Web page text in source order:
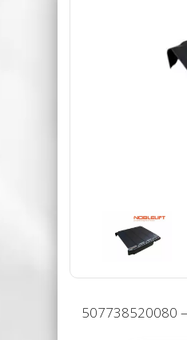
507738520080 —